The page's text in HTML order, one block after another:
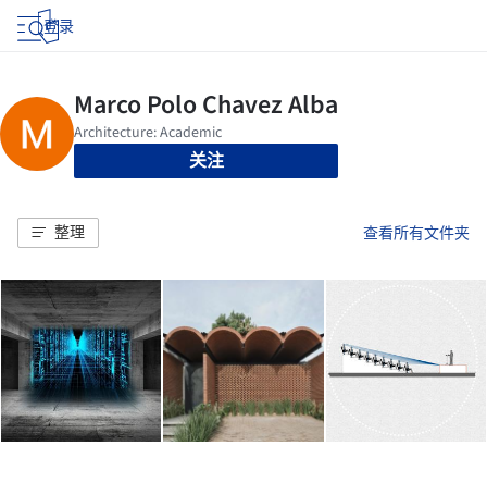
登录
关注
整理 查看所有文件夹